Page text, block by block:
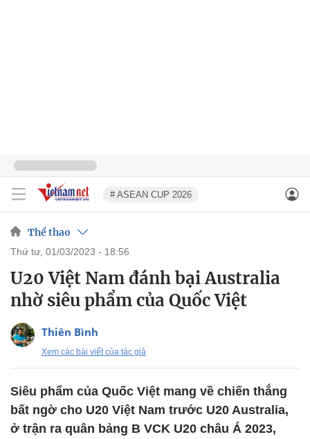
# ASEAN CUP 2026
Thể thao
thứ tư, 01/03/2023 - 18:56
U20 Việt Nam đánh bại Australia
nhờ siêu phẩm của Quốc Việt
Thiên Bình
Xem các bài viết của tác giả
Siêu phẩm của Quốc Việt mang về chiến thắng
bất ngờ cho U20 Việt Nam trước U20 Australia,
ở trận ra quân bảng B VCK U20 châu Á 2023,